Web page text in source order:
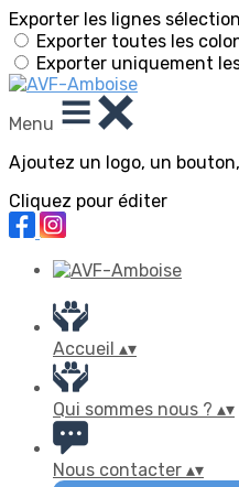
Exporter les lignes
Exporter toutes les
Exporter uniquement
Menu
Ajoutez un logo, un
Cliquez pour éditer
Accueil ▴▾
Qui sommes nous ? ▴▾
Nous contacter ▴▾